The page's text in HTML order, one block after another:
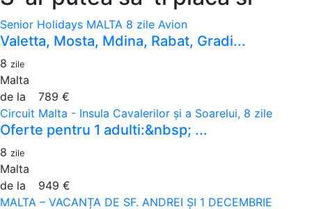
Senior Holidays MALTA 8 zile Avion
Valetta, Mosta, Mdina, Rabat, Gradi...
8 zile
Malta
de la 789 €
Circuit Malta - Insula Cavalerilor și a Soarelui, 8 zile
Oferte pentru 1 adulti:&nbsp; ...
8 zile
Malta
de la 949 €
MALTA – VACANȚA DE SF. ANDREI ȘI 1 DECEMBRIE